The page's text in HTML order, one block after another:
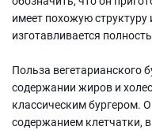
имеет похожую структуру
изготавливается
Польза вегетарианского
содержании жиров и
классическим бургером.
содержанием клетчатки,